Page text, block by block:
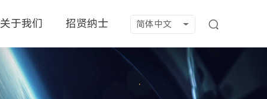
关于我们 招贤纳士 简体中文